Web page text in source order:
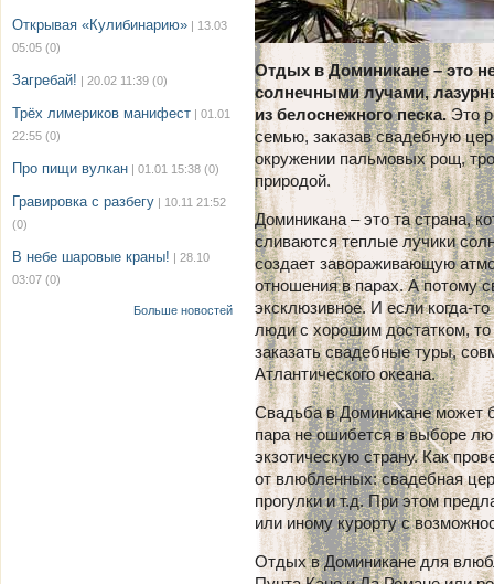
Открывая «Кулибинарию» | 13.03
05:05 (0)
Загребай! | 20.02 11:39 (0)
Трёх лимериков манифест | 01.01
22:55 (0)
Про пищи вулкан | 01.01 15:38 (0)
Гравировка с разбегу | 10.11 21:52
(0)
В небе шаровые краны! | 28.10
03:07 (0)
Больше новостей
Отдых в Доминикане – это
солнечными лучами,
из белоснежного песка.Это
семью, заказав свадебную
окружении пальмовых рощ,
природой.
Доминикана – это та страна,
сливаются теплые лучики
создает завораживающую
отношения в парах. А потому
эксклюзивное. И если когда-
люди с хорошим достатком,
заказать свадебные туры,
Атлантического океана.
Свадьба в Доминикане может
пара не ошибется в выборе
экзотическую страну. Как
от влюбленных: свадебная
прогулки и т.д. При этом
или иному курорту с
Отдых в Доминикане для